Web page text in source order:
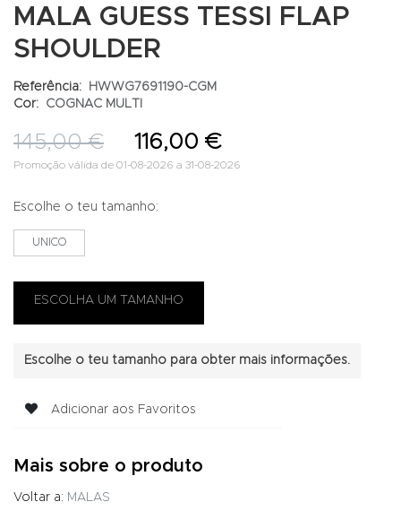
MALA GUESS TESSI FLAP
SHOULDER
Referência:
HWWG7691190-CGM
Cor:
COGNAC MULTI
145,00 € 116,00 €
Promoção válida de 01-08-2026 a 31-08-2026
Escolhe o teu tamanho:
UNICO
Escolhe o teu tamanho para obter mais informações.
Adicionar aos Favoritos
Mais sobre o produto
Voltar a: MALAS